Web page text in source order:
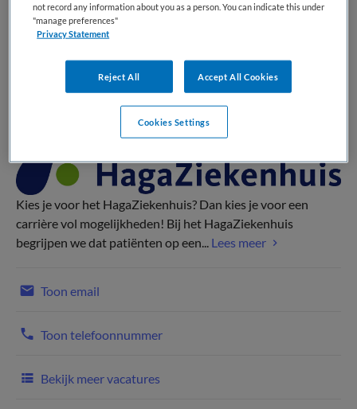
Vacature niet beschikbaar
niet meer actueel. Hieronder staan enkele vergelijkbare
vacatures die voor u wellicht interessant zijn.
Kies je voor het HagaZiekenhuis? Dan kies je voor een
carrière vol mogelijkheden! Bij het HagaZiekenhuis
begrijpen we dat patiënten op een... Lees meer
Toon email
Toon telefoonnummer
Bekijk meer vacatures
not record any information about you as a person. You can indicate this under
"manage preferences"
Privacy Statement
Reject All Accept All Cookies
Cookies Settings